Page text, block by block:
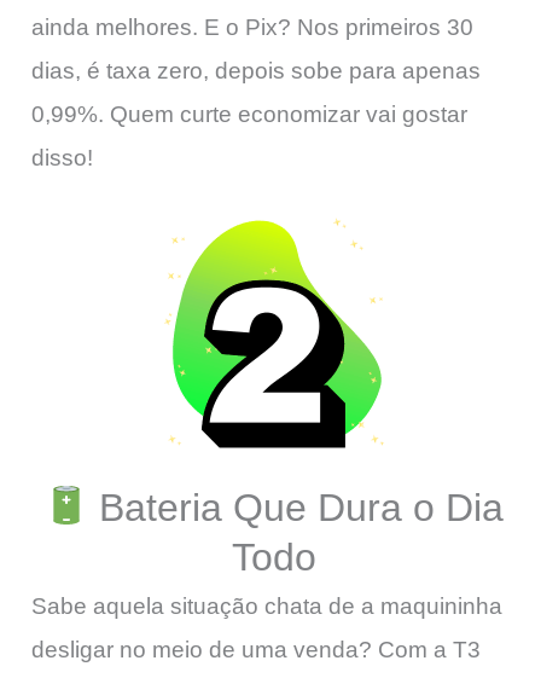
ainda melhores. E o Pix? Nos primeiros 30
dias, é taxa zero, depois sobe para apenas
0,99%. Quem curte economizar vai gostar
disso!
Bateria Que Dura o Dia
Todo
Sabe aquela situação chata de a maquininha
desligar no meio de uma venda? Com a T3